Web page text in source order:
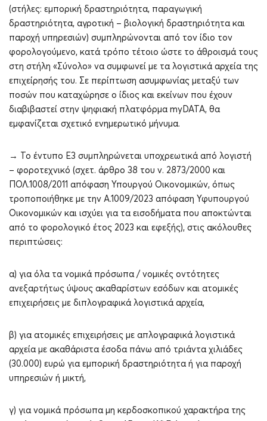
(στήλες: εμπορική δραστηριότητα, παραγωγική
δραστηριότητα, αγροτική – βιολογική δραστηριότητα και
παροχή υπηρεσιών) συμπληρώνονται από τον ίδιο τον
φορολογούμενο, κατά τρόπο τέτοιο ώστε το άθροισμά τους
στη στήλη «Σύνολο» να συμφωνεί με τα λογιστικά αρχεία της
επιχείρησής του. Σε περίπτωση ασυμφωνίας μεταξύ των
ποσών που καταχώρησε ο ίδιος και εκείνων που έχουν
διαβιβαστεί στην ψηφιακή πλατφόρμα myDATA, θα
εμφανίζεται σχετικό ενημερωτικό μήνυμα.
→ Το έντυπο Ε3 συμπληρώνεται υποχρεωτικά από λογιστή
– φοροτεχνικό (σχετ. άρθρο 38 του ν. 2873/2000 και
ΠΟΛ.1008/2011 απόφαση Υπουργού Οικονομικών, όπως
τροποποιήθηκε με την Α.1009/2023 απόφαση Υφυπουργού
Οικονομικών και ισχύει για τα εισοδήματα που αποκτώνται
από το φορολογικό έτος 2023 και εφεξής), στις ακόλουθες
περιπτώσεις:
α) για όλα τα νομικά πρόσωπα / νομικές οντότητες
ανεξαρτήτως ύψους ακαθαρίστων εσόδων και ατομικές
επιχειρήσεις με διπλογραφικά λογιστικά αρχεία,
β) για ατομικές επιχειρήσεις με απλογραφικά λογιστικά
αρχεία με ακαθάριστα έσοδα πάνω από τριάντα χιλιάδες
(30.000) ευρώ για εμπορική δραστηριότητα ή για παροχή
υπηρεσιών ή μικτή,
γ) για νομικά πρόσωπα μη κερδοσκοπικού χαρακτήρα της